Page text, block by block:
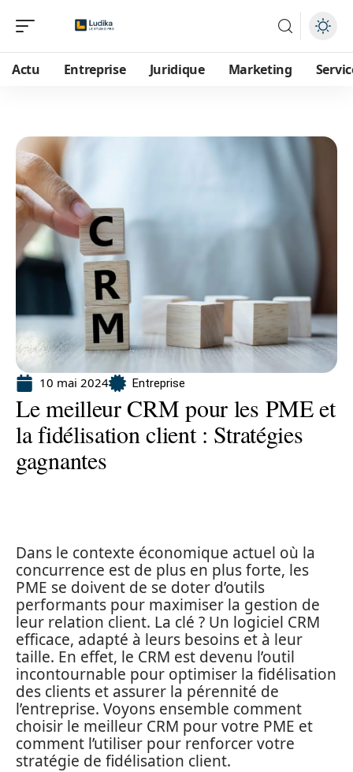
Actu Entreprise Juridique Marketing
10 mai 2024 Entreprise
Le meilleur CRM pour les PME et
la fidélisation client : Stratégies
gagnantes
Dans le contexte économique actuel où la
concurrence est de plus en plus forte, les
PME se doivent de se doter d’outils
performants pour maximiser la gestion de
leur relation client. La clé ? Un logiciel CRM
efficace, adapté à leurs besoins et à leur
taille. En effet, le CRM est devenu l’outil
incontournable pour optimiser la fidélisation
des clients et assurer la pérennité de
l’entreprise. Voyons ensemble comment
choisir le meilleur CRM pour votre PME et
comment l’utiliser pour renforcer votre
stratégie de fidélisation client.